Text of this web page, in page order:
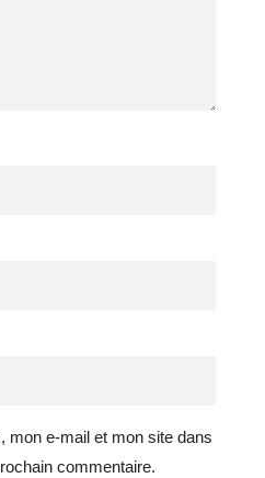
mon e-mail et mon site dans
commentaire.